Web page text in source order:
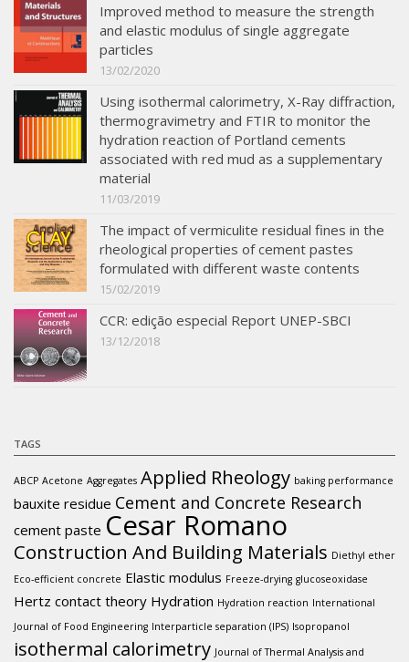
Improved method to measure the strength
and elastic modulus of single aggregate
particles
13/02/2020
Using isothermal calorimetry, X-Ray diffraction,
thermogravimetry and FTIR to monitor the
hydration reaction of Portland cements
associated with red mud as a supplementary
material
11/03/2019
The impact of vermiculite residual fines in the
rheological properties of cement pastes
formulated with different waste contents
15/02/2019
CCR: edição especial Report UNEP-SBCI
13/12/2018
TAGS
ABCP Acetone Aggregates Applied Rheology baking performance
bauxite residue Cement and Concrete Research
cement paste Cesar Romano
Construction And Building Materials Diethyl ether
Eco-efficient concrete Elastic modulus Freeze-drying glucoseoxidase
Hertz contact theory Hydration Hydration reaction International
Journal of Food Engineering Interparticle separation (IPS) Isopropanol
isothermal calorimetry Journal of Thermal Analysis and